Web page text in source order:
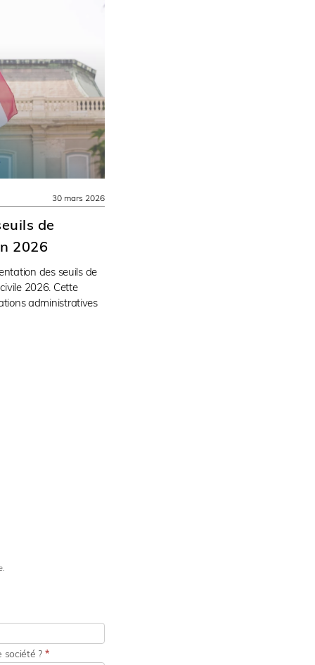
de
2026
des seuils de
2026. Cette
administratives
30 mars 2026
société ? *